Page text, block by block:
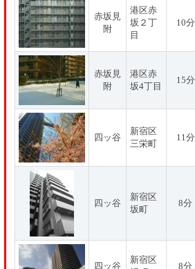
赤坂見
附
港区赤
坂２丁
目
10分
赤坂見
附
港区赤
坂4丁目
15分
四ッ谷
新宿区
三栄町
11分
四ッ谷
新宿区
坂町
8分
四ッ谷
新宿区
8分